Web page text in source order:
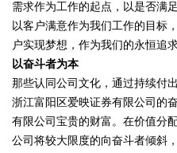
需求作为工作的起点，以是否满
以客户满意作为我们工作的目标
户实现梦想，作为我们的永恒追求
以奋斗者为本
那些认同公司文化，通过持续付
浙江富阳区爱映证券有限公司的
有限公司宝贵的财富。在价值分
公司将较大限度的向奋斗者倾斜